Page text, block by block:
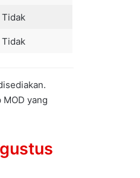
Tidak
Tidak
yang